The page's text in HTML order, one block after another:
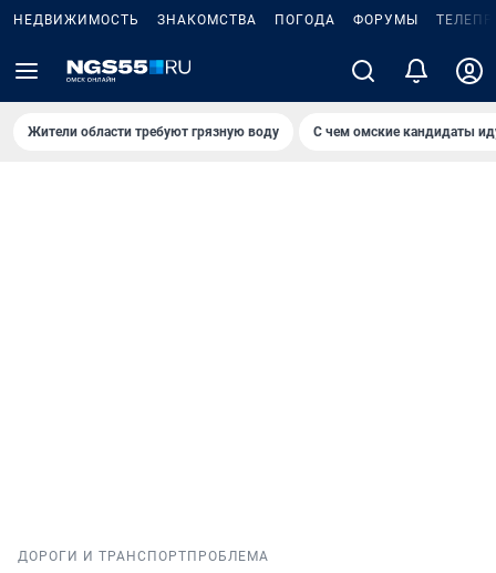
НЕДВИЖИМОСТЬ ЗНАКОМСТВА ПОГОДА ФОРУМЫ
Жители области требуют грязную воду С чем омские кандидаты
ДОРОГИ И ТРАНСПОРТ ПРОБЛЕМА